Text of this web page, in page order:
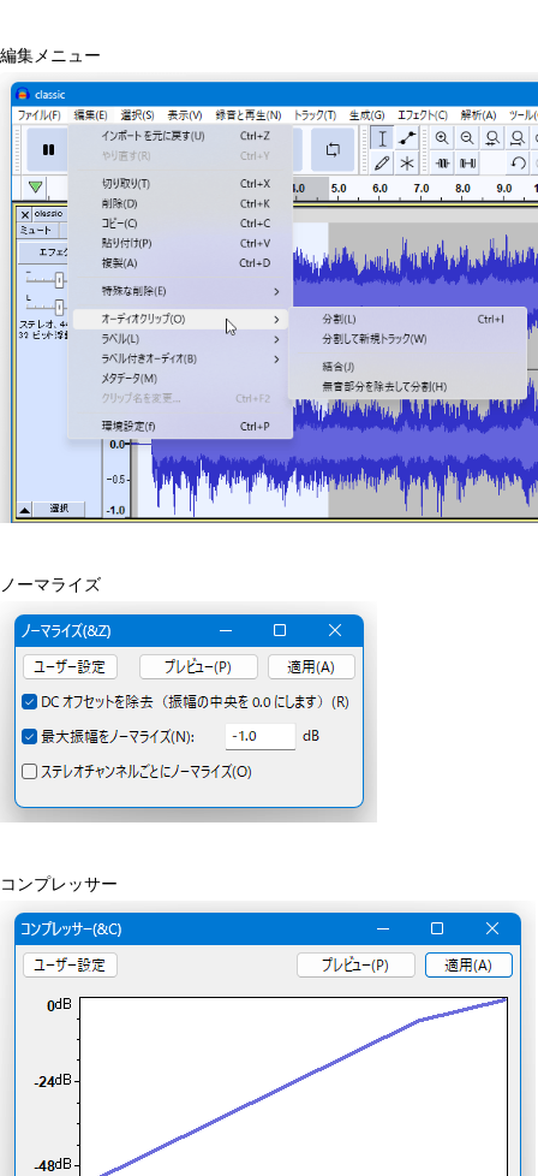
編集メニュー
ノーマライズ
コンプレッサー